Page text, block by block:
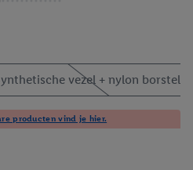
vezel + nylon borstel
producten vind je hier.